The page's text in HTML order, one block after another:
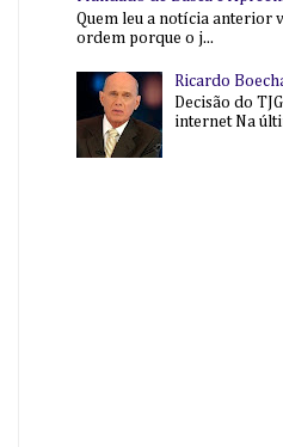
Quem leu a notícia anterior
ordem porque o j...
Ricardo
Decisão do
internet Na